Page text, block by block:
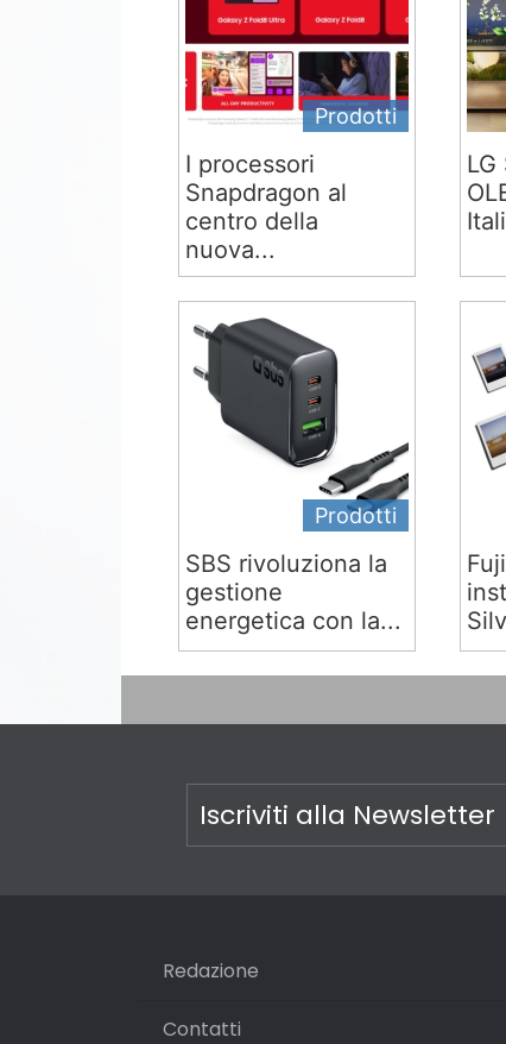
Prodotti
I processori
Snapdragon al
centro della
nuova...
LG
Prodotti
SBS rivoluziona la
gestione
energetica con la...
Iscriviti alla Newsletter
Redazione
Contatti